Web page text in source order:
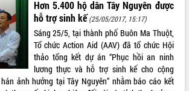
đổi số tại Đắk
công tác
điện tử
công
thủy sản
Hơn 5.400 hộ dân Tây Nguyên được
hỗ trợ sinh kế (25/05/2017, 15:17)
Sáng 25/5, tại thành phố Buôn Ma Thuột,
Tổ chức Action Aid (AAV) đã tổ chức Hội
thảo tổng kết dự án “Phục hồi an ninh
lương thực và hỗ trợ sinh kế cho cộng
ảnh hưởng tại Tây Nguyên” nhằm báo cáo kết